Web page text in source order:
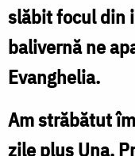
slăbit focul din
balivernă ne
Evanghelia.
Am străbătut
zile plus Una.